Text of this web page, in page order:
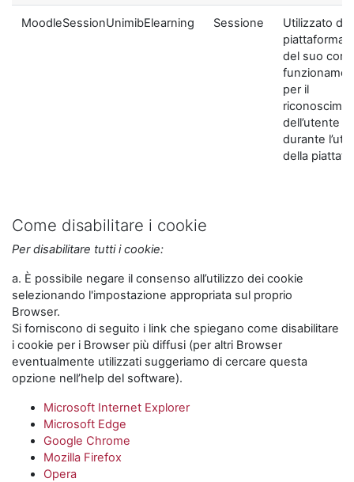
MoodleSessionUnimibElearning Sessione
Utilizzato
piattaforma
del suo
per il
dell’utente
durante
della
Come disabilitare i cookie
Per disabilitare tutti i cookie:
a. È possibile negare il consenso all’utilizzo dei cookie
selezionando l'impostazione appropriata sul proprio
Browser.
Si forniscono di seguito i link che spiegano come disabilitare
i cookie per i Browser più diffusi (per altri Browser
eventualmente utilizzati suggeriamo di cercare questa
opzione nell’help del software).
Microsoft Internet Explorer
Microsoft Edge
Google Chrome
Mozilla Firefox
Opera